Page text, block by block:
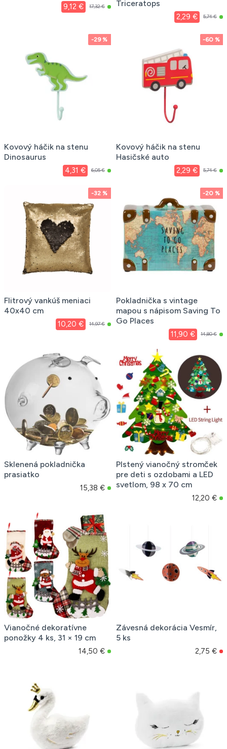
9,12 € 17,32 € Triceratops
2,29 € 5,74 €
-29 %
Kovový háčik na stenu
Dinosaurus
4,31 € 6,05 €
-60 %
Kovový háčik na stenu
Hasičské auto
2,29 € 5,74 €
-32 %
Flitrový vankúš meniaci
40x40 cm
10,20 € 14,97 €
-20 %
Pokladnička s vintage
mapou s nápisom Saving To
Go Places
11,90 € 14,80 €
Sklenená pokladnička
prasiatko
15,38 €
Plstený vianočný stromček
pre deti s ozdobami a LED
svetlom, 98 x 70 cm
12,20 €
Vianočné dekoratívne
ponožky 4 ks, 31 × 19 cm
14,50 €
Závesná dekorácia Vesmír,
5 ks
2,75 €